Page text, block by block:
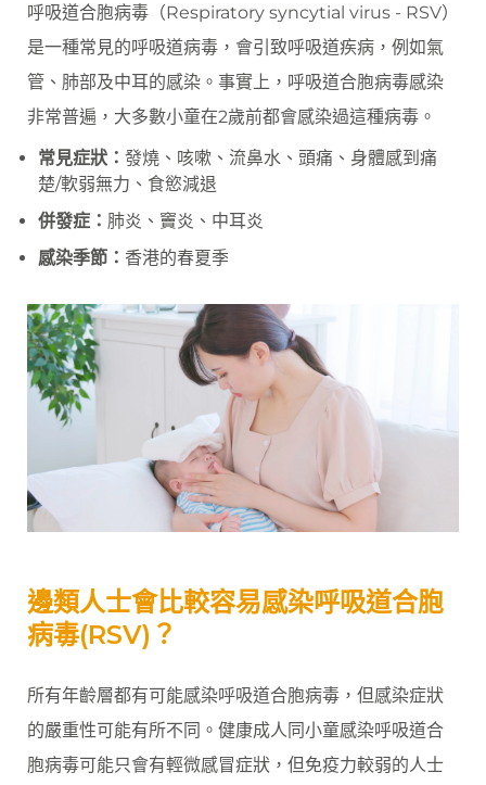
呼吸道合胞病毒（Respiratory syncytial virus - RSV）
是一種常見的呼吸道病毒，會引致呼吸道疾病，例如氣
管、肺部及中耳的感染。事實上，呼吸道合胞病毒感染
非常普遍，大多數小童在2歲前都會感染過這種病毒。
常見症狀： 發燒、咳嗽、流鼻水、頭痛、身體感到痛
楚/軟弱無力、食慾減退
併發症： 肺炎、竇炎、中耳炎
感染季節： 香港的春夏季
邊類人士會比較容易感染呼吸道合胞
病毒(RSV)？
所有年齡層都有可能感染呼吸道合胞病毒，但感染症狀
的嚴重性可能有所不同。健康成人同小童感染呼吸道合
胞病毒可能只會有輕微感冒症狀，但免疫力較弱的人士